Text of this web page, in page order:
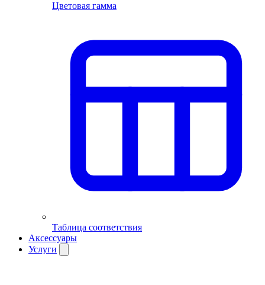
Цветовая гамма
Таблица соответствия
Аксессуары
Услуги